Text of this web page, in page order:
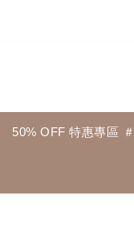
50% OFF 特惠專區